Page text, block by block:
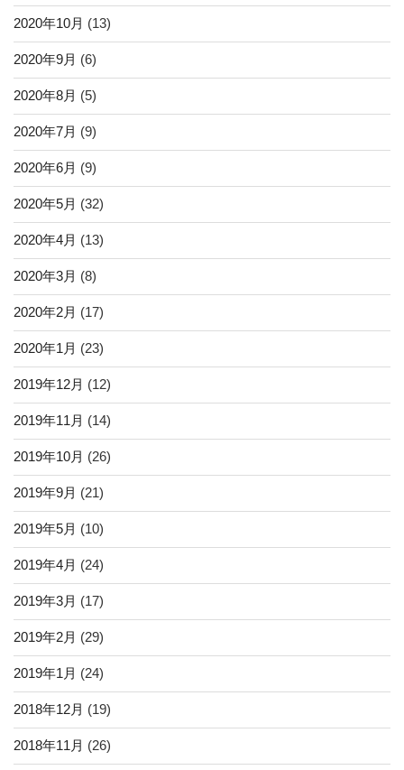
2020年10月 (13)
2020年9月 (6)
2020年8月 (5)
2020年7月 (9)
2020年6月 (9)
2020年5月 (32)
2020年4月 (13)
2020年3月 (8)
2020年2月 (17)
2020年1月 (23)
2019年12月 (12)
2019年11月 (14)
2019年10月 (26)
2019年9月 (21)
2019年5月 (10)
2019年4月 (24)
2019年3月 (17)
2019年2月 (29)
2019年1月 (24)
2018年12月 (19)
2018年11月 (26)